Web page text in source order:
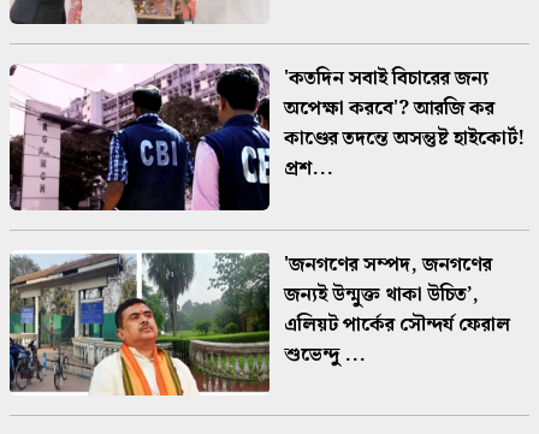
'কতদিন সবাই বিচারের জন্য
অপেক্ষা করবে'? আরজি কর
কাণ্ডের তদন্তে অসন্তুষ্ট হাইকোর্ট!
প্রশ...
'জনগণের সম্পদ, জনগণের
জন্যই উন্মুক্ত থাকা উচিত’,
এলিয়ট পার্কের সৌন্দর্য ফেরাল
শুভেন্দু ...